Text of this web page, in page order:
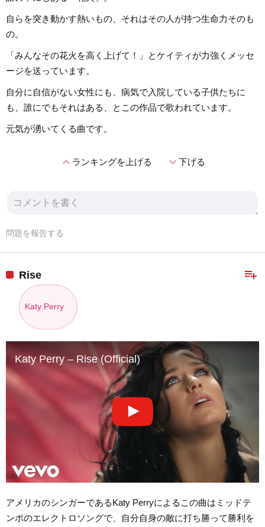
自らを突き動かす熱いもの、それはその人が持つ生命力そのも
の。
「みんなその花火を高く上げて！」とケイティが力強くメッセ
ージを送っています。
自分に自信がない女性にも、病気で入院している子供たちに
も、誰にでもそれはある、とこの作品で歌われています。
元気が湧いてくる曲です。
expand_lessランキングを上げる expand_more下げる
問題を報告する
playlist_add
Rise
Katy Perry
Katy Perry – Rise (Official)
アメリカのシンガーであるKaty Perryによるこの曲はミッドテ
ンポのエレクトロソングで、自分自身の敵に打ち勝って勝利を